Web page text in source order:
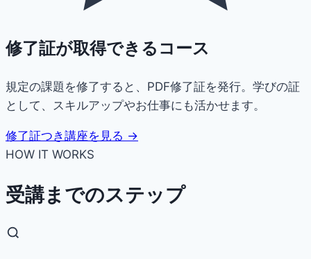
修了証が取得できるコース
規定の課題を修了すると、PDF修了証を発行。学びの証
として、スキルアップやお仕事にも活かせます。
修了証つき講座を見る →
HOW IT WORKS
受講までのステップ